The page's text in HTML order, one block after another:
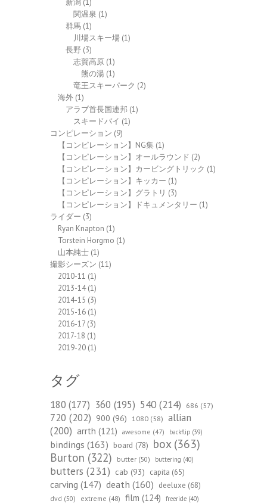
新潟 (1)
関温泉 (1)
群馬 (1)
川場スキー場 (1)
長野 (3)
志賀高原 (1)
熊の湯 (1)
竜王スキーパーク (2)
海外 (1)
アラブ首長国連邦 (1)
スキードバイ (1)
コンピレーション (9)
【コンピレーション】NG集 (1)
【コンピレーション】オールラウンド (2)
【コンピレーション】カービングトリック (1)
【コンピレーション】キッカー (1)
【コンピレーション】グラトリ (3)
【コンピレーション】ドキュメンタリー (1)
ライダー (3)
Ryan Knapton (1)
Torstein Horgmo (1)
山本純士 (1)
撮影シーズン (11)
2010-11 (1)
2013-14(1)
2014-15 (3)
2015-16 (1)
2016-17 (3)
2017-18 (1)
2019-20 (1)
タグ
180 (177) 360 (195) 540 (214) 686 (57)
720 (202) 900 (96) 1080 (58) allian
(200) arrth (121) awesome (47) backflip (39)
bindings (163) board (78) box(363)
Burton (322) butter (50) buttering (40)
butters (231) cab (93) capita (65)
carving (147) death (160) deeluxe (68)
dvd (50) extreme (48) film (124) freeride (40)